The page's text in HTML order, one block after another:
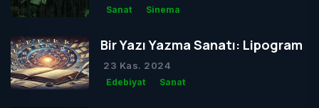
Sanat Sinema
Bir Yazı Yazma Sanatı: Lipogram
23 Kas. 2024
Edebiyat Sanat